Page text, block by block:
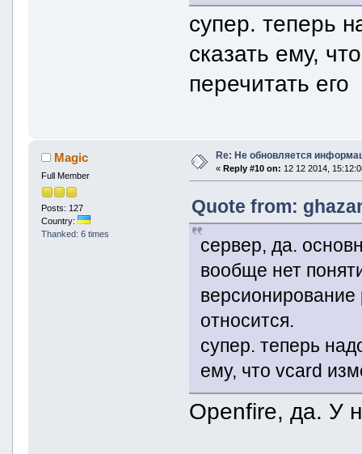
супер. теперь
сказать ему,
перечитать его
Magic
Full Member
Posts: 127
Country:
Thanked: 6 times
Re: Не обновляется
« Reply #10 on: 12 12 2014,
Quote from:
сервер, да.
вообще нет
версионирование
относится.
супер. теперь
ему, что vcard
Openfire, да. У